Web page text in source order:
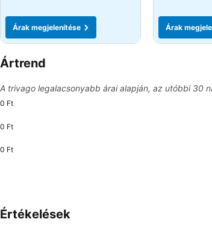
Árak megjelenítése Árak
Ártrend
A trivago legalacsonyabb árai alapján, az utóbbi 30
0 Ft
0 Ft
0 Ft
Értékelések